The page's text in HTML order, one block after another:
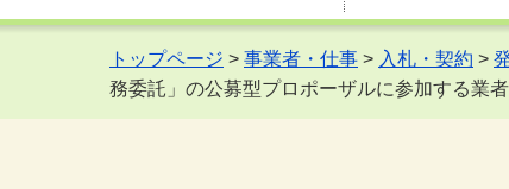
トップページ > 事業者・仕事 > 入札・契約 >
務委託」の公募型プロポーザルに参加する業